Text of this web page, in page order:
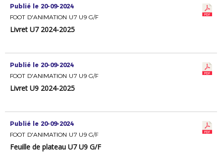
Publié le 20-09-2024
FOOT D'ANIMATION U7 U9 G/F
Livret U7 2024-2025
Publié le 20-09-2024
FOOT D'ANIMATION U7 U9 G/F
Livret U9 2024-2025
Publié le 20-09-2024
FOOT D'ANIMATION U7 U9 G/F
Feuille de plateau U7 U9 G/F